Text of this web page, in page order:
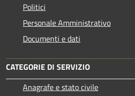
Politici
Personale Amministrativo
Documenti e dati
CATEGORIE DI SERVIZIO
Anagrafe e stato civile